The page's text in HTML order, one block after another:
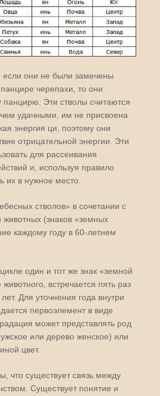
если они не были замечены
черепахи, то они
Эти стволы считаются
удачными, им не присвоена
энергия ци, поэтому они
отрицательной энергии. Эти
для рассеивания
и, используя правило
их в нужное место.
стволов» в сочетании с
(знаков «земных
каждому году в 60-летнем
один и тот же знак «земной
животного, встречается пять раз
Для уточнения года внутри
первоэлемент в виде
может представлять род
или дерево женское) или
цвет.
что существует связь между
Существует понятие и